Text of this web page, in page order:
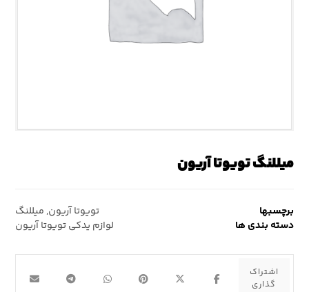
میللنگ تویوتا آریون
برچسبها تویوتا آریون, میللنگ
دسته بندی ها
لوازم یدکی تویوتا آریون